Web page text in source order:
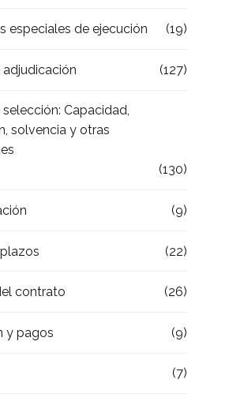
especiales de ejecución (19)
adjudicación (127)
Capacidad,
solvencia y otras
(130)
(9)
(22)
contrato (26)
y pagos (9)
(7)